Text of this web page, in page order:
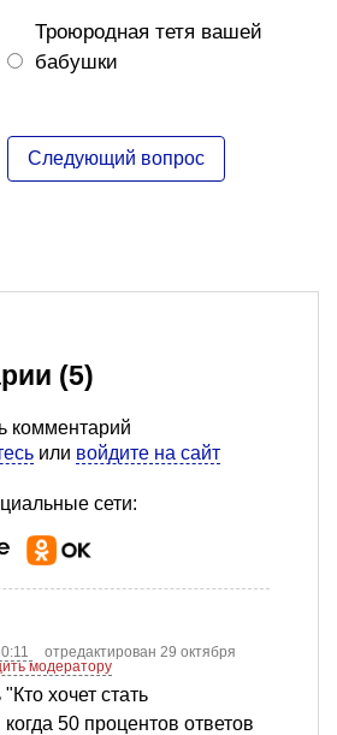
Троюродная тетя вашей
бабушки
(5)
комментарий
или войдите на сайт
сети:
отредактирован 29 октября
модератору
хочет стать
50 процентов ответов